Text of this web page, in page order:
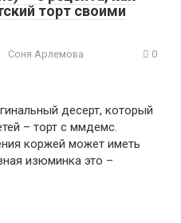
торт своими
Соня Арлемова 0
десерт, который
– торт с ммдемс.
коржей может иметь
изюминка это –